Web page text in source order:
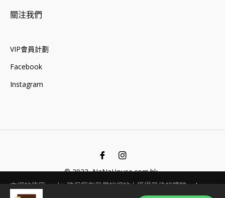
關注我們
VIP會員計劃
Facebook
Instagram
Ins
© 2022, NaNaHouse.com.hk .
本網站使用cookie確保您在我們的網站上獲得最佳的體驗。 Learn